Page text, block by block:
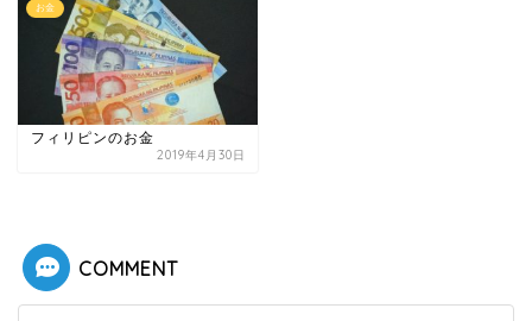
お金
フィリピンのお金
2019年4月30日
COMMENT